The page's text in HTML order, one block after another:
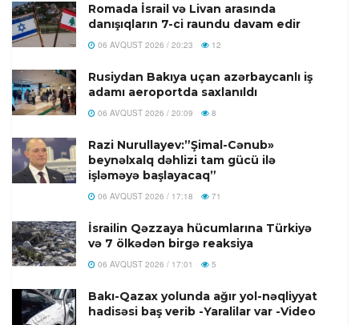
Romada İsrail və Livan arasında
danışıqların 7-ci raundu davam edir
06 AVQUST 2026 / 20:23 12
Rusiydan Bakıya uçan azərbaycanlı iş
adamı aeroportda saxlanıldı
06 AVQUST 2026 / 20:09 8
Razi Nurullayev:”Şimal-Cənub»
beynəlxalq dəhlizi tam gücü ilə
işləməyə başlayacaq”
06 AVQUST 2026 / 17:18 71
İsrailin Qəzzaya hücumlarına Türkiyə
və 7 ölkədən birgə reaksiya
06 AVQUST 2026 / 17:01 5
Bakı-Qazax yolunda ağır yol-nəqliyyat
hadisəsi baş verib -Yaralilar var -Video